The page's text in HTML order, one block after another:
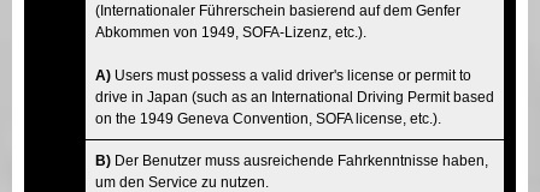
(Internationaler Führerschein basierend auf dem Genfer
Abkommen von 1949, SOFA-Lizenz, etc.).
A) Users must possess a valid driver's license or permit to
drive in Japan (such as an International Driving Permit based
on the 1949 Geneva Convention, SOFA license, etc.).
B) Der Benutzer muss ausreichende Fahrkenntnisse haben,
um den Service zu nutzen.